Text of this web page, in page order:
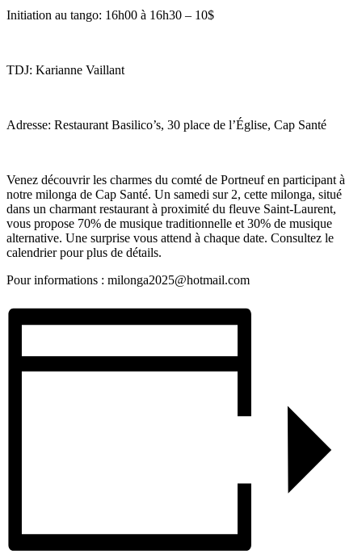
Initiation au tango: 16h00 à 16h30 – 10$
TDJ: Karianne Vaillant
Adresse: Restaurant Basilico’s, 30 place de l’Église, Cap Santé
Venez découvrir les charmes du comté de Portneuf en participant à
notre milonga de Cap Santé. Un samedi sur 2, cette milonga, situé
dans un charmant restaurant à proximité du fleuve Saint-Laurent,
vous propose 70% de musique traditionnelle et 30% de musique
alternative. Une surprise vous attend à chaque date. Consultez le
calendrier pour plus de détails.
Pour informations : milonga2025@hotmail.com